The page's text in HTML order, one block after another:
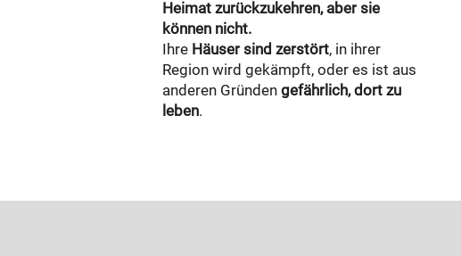
Heimat zurückzukehren, aber sie
können nicht.
Ihre Häuser sind zerstört, in ihrer
Region wird gekämpft, oder es ist aus
anderen Gründen gefährlich, dort zu
leben.